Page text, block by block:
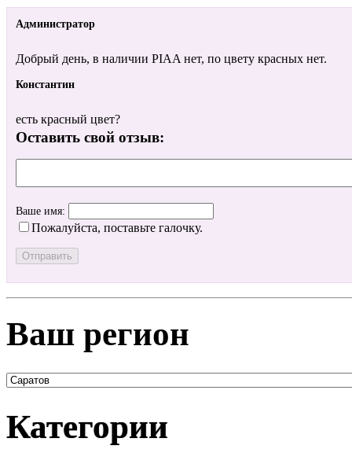
Администратор
Добрый день, в наличии PIAA нет, по цвету красных нет.
Константин
есть красный цвет?
Оставить свой отзыв:
Ваше имя:
Пожалуйста, поставьте галочку.
Ваш регион
Категории